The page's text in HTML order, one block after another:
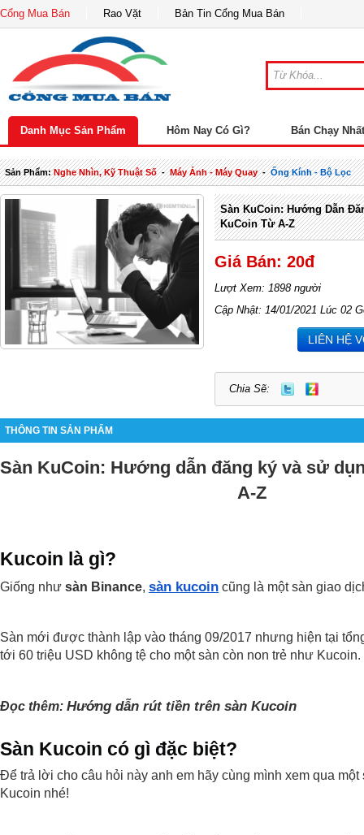
Cổng Mua Bán Rao Vặt Bản Tin Cổng Mua Bán
Danh Mục Sản Phẩm Hôm Nay Có Gì? Bán Chạy Nhất
Sản Phẩm:Nghe Nhìn, Kỹ Thuật Số-Máy Ảnh - Máy Quay-Ống Kính - Bộ Lọc
Sàn KuCoin: Hướng Dẫn
KuCoin Từ A-Z
Giá Bán: 20đ
Lượt Xem: 1898 người
Cập Nhật: 14/01/2021 Lúc 02
LIÊN HỆ
Chia Sẽ:
THÔNG TIN SẢN PHẨM
Sàn KuCoin: Hướng dẫn đăng ký và sử
A-Z
Kucoin là gì?
Giống như sàn Binance, sàn kucoin cũng là một sàn giao
Sàn mới được thành lập vào tháng 09/2017 nhưng hiện tại
tới 60 triệu USD không tệ cho một sàn còn non trẻ như Kucoin.
Đọc thêm: Hướng dẫn rút tiền trên sàn Kucoin
Sàn Kucoin có gì đặc biệt?
Để trả lời cho câu hỏi này anh em hãy cùng mình xem qua một
Kucoin nhé!